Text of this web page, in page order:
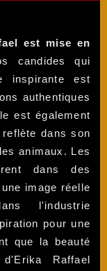
est mise en
candides qui
inspirante est
authentiques
est également
dans son
animaux. Les
dans des
image réelle
l'industrie
pour une
que la beauté
Raffael